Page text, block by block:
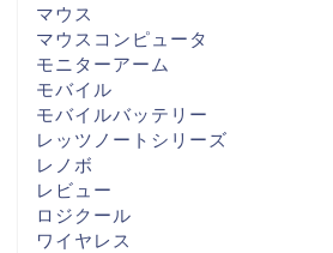
マウス
マウスコンピュータ
モニターアーム
モバイル
モバイルバッテリー
レッツノートシリーズ
レノボ
レビュー
ロジクール
ワイヤレス